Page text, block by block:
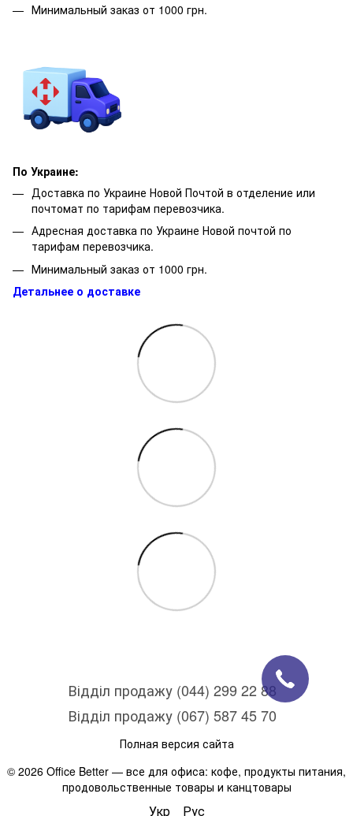
Минимальный заказ от 1000 грн.
По Украине:
Доставка по Украине Новой Почтой в отделение или
почтомат по тарифам перевозчика.
Адресная доставка по Украине Новой почтой по
тарифам перевозчика.
Минимальный заказ от 1000 грн.
Детальнее о доставке
Відділ продажу (044) 299 22 88
Відділ продажу (067) 587 45 70
Полная версия сайта
© 2026 Office Better — все для офиса: кофе, продукты питания,
продовольственные товары и канцтовары
Укр Рус